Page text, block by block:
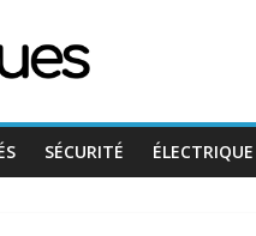
SÉCURITÉ ÉLECTRIQUE